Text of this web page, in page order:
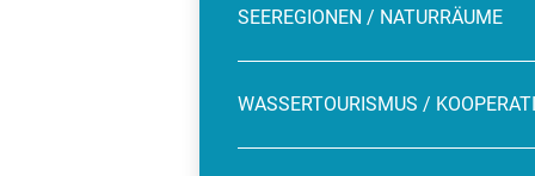
SEEREGIONEN / NATURRÄUME
WASSERTOURISMUS /